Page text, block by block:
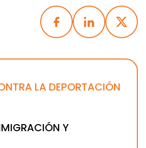
LA DEPORTACIÓN
Y